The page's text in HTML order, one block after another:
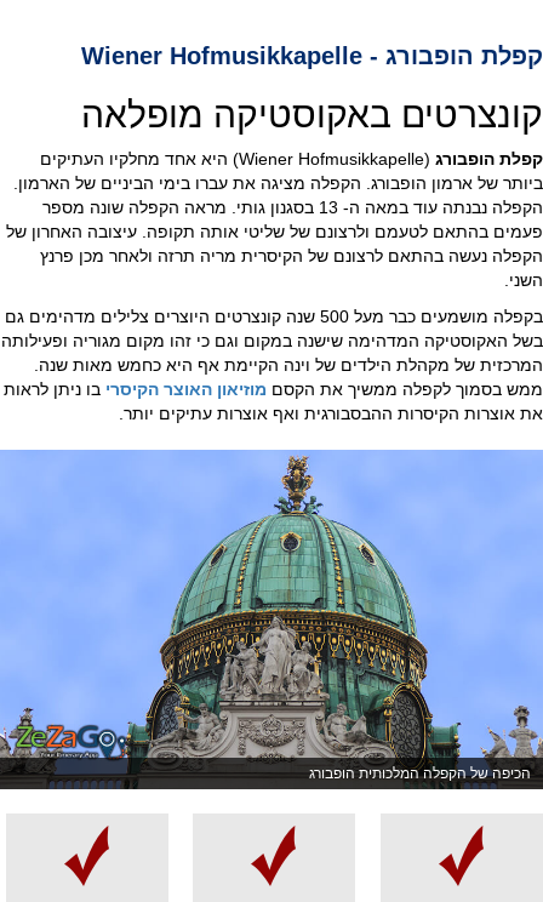
קפלת הופבורג - Wiener Hofmusikkapelle
קונצרטים באקוסטיקה מופלאה
קפלת הופבורג
(Wiener Hofmusikkapelle) היא אחד מחלקיו העתיקים
ביותר של ארמון הופבורג. הקפלה מציגה את עברו בימי הביניים של הארמון.
הקפלה נבנתה עוד במאה ה- 13 בסגנון גותי. מראה הקפלה שונה מספר
פעמים בהתאם לטעמם ולרצונם של שליטי אותה תקופה. עיצובה האחרון של
הקפלה נעשה בהתאם לרצונם של הקיסרית מריה תרזה ולאחר מכן פרנץ
השני.
בקפלה מושמעים כבר מעל 500 שנה קונצרטים היוצרים צלילים מדהימים גם
בשל האקוסטיקה המדהימה שישנה במקום וגם כי זהו מקום מגוריה ופעילותה
המרכזית של מקהלת הילדים של וינה הקיימת אף היא כחמש מאות שנה.
ממש בסמוך לקפלה ממשיך את הקסם מוזיאון האוצר הקיסרי בו ניתן לראות
את אוצרות הקיסרות ההבסבורגית ואף אוצרות עתיקים יותר.
הכיפה של הקפלה המלכותית הופבורג